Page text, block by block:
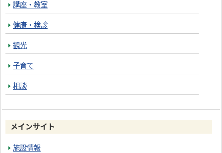
講座・教室
健康・検診
観光
子育て
相談
メインサイト
施設情報